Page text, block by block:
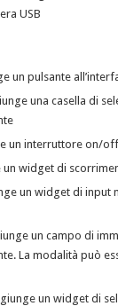
USB
un pulsante
una casella di
un interruttore on/off
widget di
un widget di input
un campo di
La modalità può
un widget di